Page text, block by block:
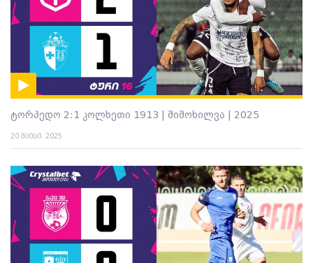
ტორპედო 2:1 კოლხეთი 1913 | მიმოხილვა | 2025
20 მაისი. 2025